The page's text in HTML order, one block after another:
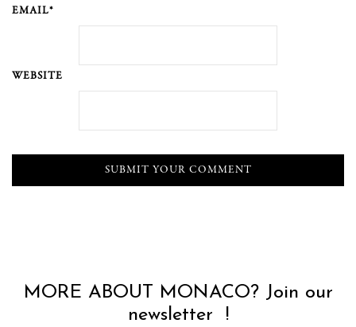
EMAIL*
WEBSITE
MORE ABOUT MONACO? Join our
newsletter !